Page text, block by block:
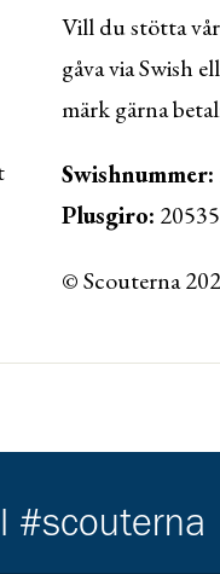
Vill du stötta
gåva via Swish
märk gärna
Swishnummer:
Plusgiro:
© Scouterna
#scouterna